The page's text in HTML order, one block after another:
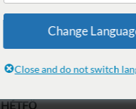
Posztolva: 2023.08.28.
HÉTFŐ
Change
Close and do not switch